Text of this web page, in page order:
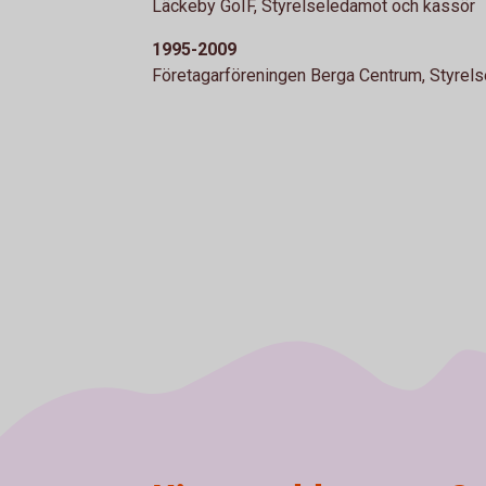
Läckeby GoIF, Styrelseledamot och kassör
1995-2009
Företagarföreningen Berga Centrum,